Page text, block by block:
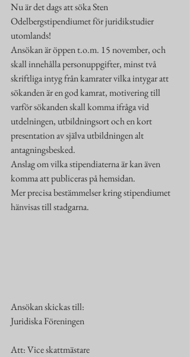
Nu är det dags att söka Sten
Odelbergstipendiumet för juridikstudier
utomlands!
Ansökan är öppen t.o.m. 15 november, och
skall innehålla personuppgifter, minst två
skriftliga intyg från kamrater vilka intygar att
sökanden är en god kamrat, motivering till
varför sökanden skall komma ifråga vid
utdelningen, utbildningsort och en kort
presentation av själva utbildningen alt
antagningsbesked.
Anslag om vilka stipendiaterna är kan även
komma att publiceras på hemsidan.
Mer precisa bestämmelser kring stipendiumet
hänvisas till stadgarna.
Ansökan skickas till:
Juridiska Föreningen
Att: Vice skattmästare